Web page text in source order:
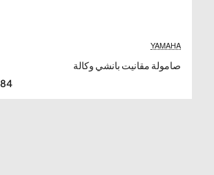
YAMAHA
صامولة مقانيت بانشي وكالة